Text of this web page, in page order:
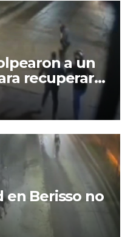
a un
recuperar
en Berisso
en Berisso no